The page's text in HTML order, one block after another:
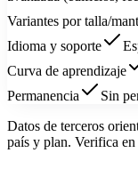
Variantes por talla/
Idioma y soporte
Curva de aprendizaje
Permanencia
Sin
Datos de terceros
país y plan. Verifica